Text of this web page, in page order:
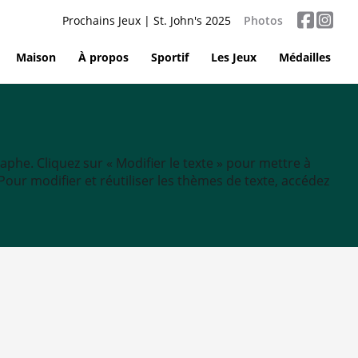
Prochains Jeux | St. John's 2025 Photos
Maison À propos Sportif Les Jeux Médailles
Cliquez sur « Modifier le texte » pour mettre à
modifier et réutiliser les thèmes de texte, accédez